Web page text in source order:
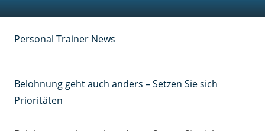
Personal Trainer News
Belohnung geht auch anders – Setzen Sie sich
Prioritäten